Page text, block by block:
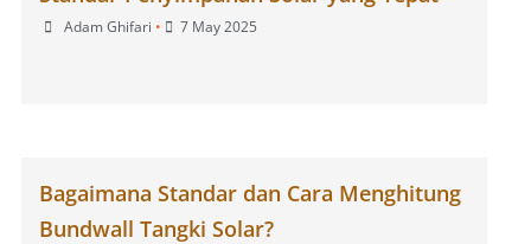
Adam Ghifari • 7 May 2025
Bagaimana Standar dan Cara Menghitung
Bundwall Tangki Solar?